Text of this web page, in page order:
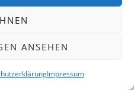
ANSEHEN
Impressum